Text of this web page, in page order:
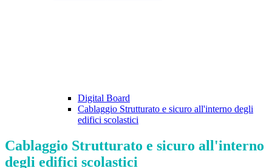
Digital Board
Cablaggio Strutturato e sicuro all'interno degli
edifici scolastici
Cablaggio Strutturato e sicuro all'interno
degli edifici scolastici